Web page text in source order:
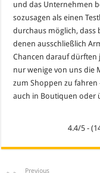
und das Unternehmen
sozusagen als einen
durchaus möglich, dass
denen ausschließlich
Chancen darauf dürften
nur wenige von uns die
zum Shoppen zu fahren
auch in Boutiquen oder
4.4/5 -
Previous